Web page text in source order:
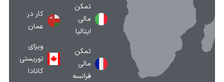
تمکن
مالی
ایتالیا
تمکن
مالی
فرانسه
کار در
عمان
ویزای
توریستی
کانادا